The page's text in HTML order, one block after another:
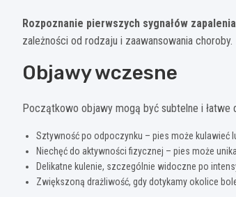
Rozpoznanie pierwszych sygnałów
zależności od rodzaju i zaawansowania choroby.
Objawy wczesne
Początkowo objawy mogą być subtelne i łatwe
Sztywność po odpoczynku – pies może kulawieć
Niechęć do aktywności fizycznej – pies może
Delikatne kulenie, szczególnie widoczne po
Zwiększoną drażliwość, gdy dotykamy okolice